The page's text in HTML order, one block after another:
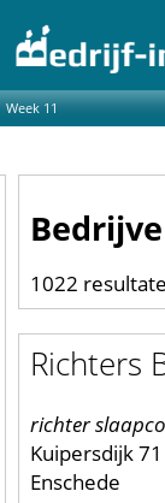
Week 11
1022
Richters
richter
Kuipersdijk 71
Enschede